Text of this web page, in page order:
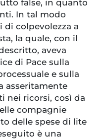
false, in quanto
In tal modo
di colpevolezza a
la quale, con il
aveva
di Pace sulla
e sulla
asseritamente
nei ricorsi, così da
compagnie
delle spese di lite
è una